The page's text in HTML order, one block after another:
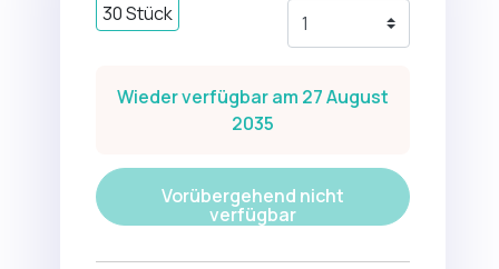
30 Stück
Wieder verfügbar am 27 August
2035
Vorübergehend nicht
verfügbar